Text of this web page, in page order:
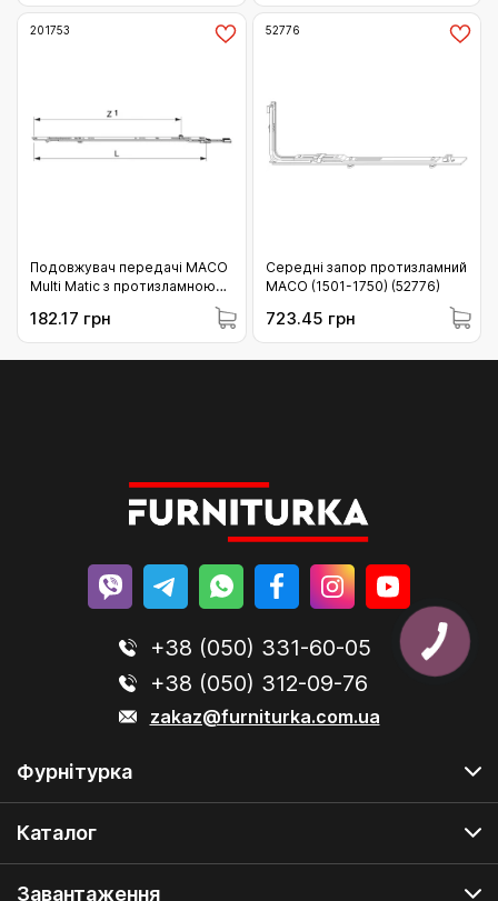
201753
Подовжувач передачі МАСО
Multi Matic з протизламною
(201753)
182.17 грн
52776
Середні запор протизламний
MACO (1501-1750) (52776)
723.45 грн
+38 (050) 331-60-05
+38 (050) 312-09-76
zakaz@furniturka.com.ua
Фурнітурка
Каталог
Завантаження